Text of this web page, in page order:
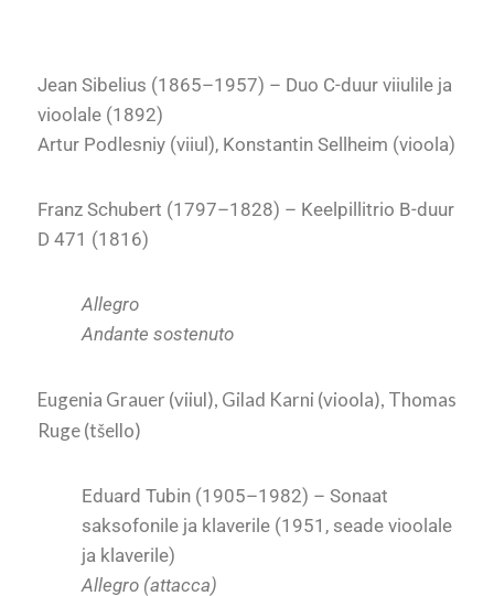
Jean Sibelius (1865–1957) – Duo C-duur viiulile ja
vioolale (1892)
Artur Podlesniy (viiul), Konstantin Sellheim (vioola)
Franz Schubert (1797–1828) – Keelpillitrio B-duur
D 471 (1816)
Allegro
Andante sostenuto
Eugenia Grauer (viiul), Gilad Karni (vioola), Thomas
Ruge (tšello)
Eduard Tubin (1905–1982) – Sonaat
saksofonile ja klaverile (1951, seade vioolale
ja klaverile)
Allegro (attacca)